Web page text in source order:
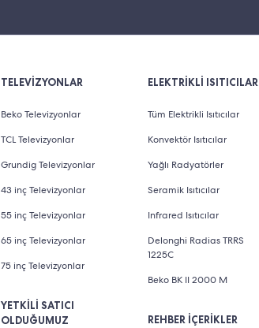
TELEVİZYONLAR
Beko Televizyonlar
TCL Televizyonlar
Grundig Televizyonlar
43 inç Televizyonlar
55 inç Televizyonlar
65 inç Televizyonlar
75 inç Televizyonlar
YETKİLİ SATICI
OLDUĞUMUZ
ELEKTRİKLİ ISITICILAR
Tüm Elektrikli Isıtıcılar
Konvektör Isıtıcılar
Yağlı Radyatörler
Seramik Isıtıcılar
Infrared Isıtıcılar
Delonghi Radias TRRS
1225C
Beko BK II 2000 M
REHBER İÇERİKLER